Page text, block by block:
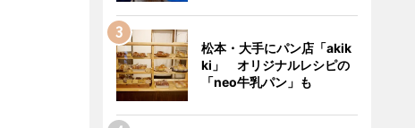
松本・大手にパン店「akik
ki」 オリジナルレシピの
「neo牛乳パン」も